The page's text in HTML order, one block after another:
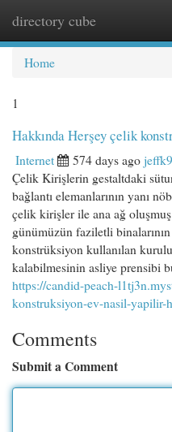
directory cube
Home
1
Hakkında Herşey çelik
Internet 574 days ago
Çelik Kirişlerin gestaltdaki
bağlantı elemanlarının yanı
çelik kirişler ile ana ağ
günümüzün faziletli
konstrüksiyon kullanılan
kalabilmesinin asliye prensibi
https://candid-peach-
konstruksiyon-ev-nasil-yapilir-
Comments
Submit a Comment